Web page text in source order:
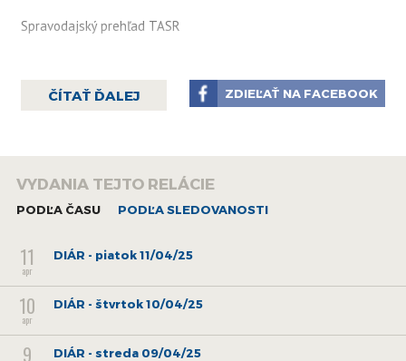
Spravodajský prehľad TASR
ČÍTAŤ ĎALEJ ZDIEĽAŤ NA FACEBOOK
VYDANIA TEJTO RELÁCIE
PODĽA ČASU PODĽA SLEDOVANOSTI
11
apr
DIÁR - piatok 11/04/25
10
apr
DIÁR - štvrtok 10/04/25
9 DIÁR - streda 09/04/25